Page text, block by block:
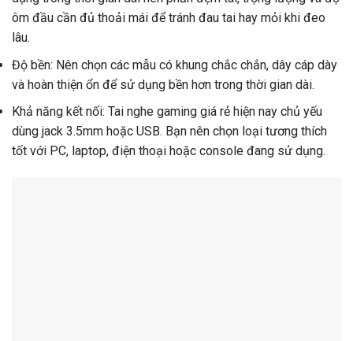
ôm đầu cần đủ thoải mái để tránh đau tai hay mỏi khi đeo
lâu.
Độ bền: Nên chọn các mẫu có khung chắc chắn, dây cáp dày
và hoàn thiện ổn để sử dụng bền hơn trong thời gian dài.
Khả năng kết nối: Tai nghe gaming giá rẻ hiện nay chủ yếu
dùng jack 3.5mm hoặc USB. Bạn nên chọn loại tương thích
tốt với PC, laptop, điện thoại hoặc console đang sử dụng.